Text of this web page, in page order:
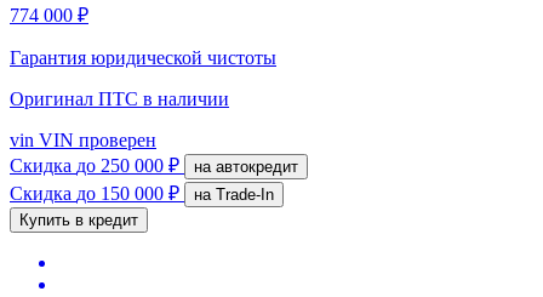
774 000 ₽
Гарантия юридической чистоты
Оригинал ПТС в наличии
vin VIN проверен
Скидка до 250 000 ₽ на автокредит
Скидка до 150 000 ₽
на Trade-In
Купить в кредит